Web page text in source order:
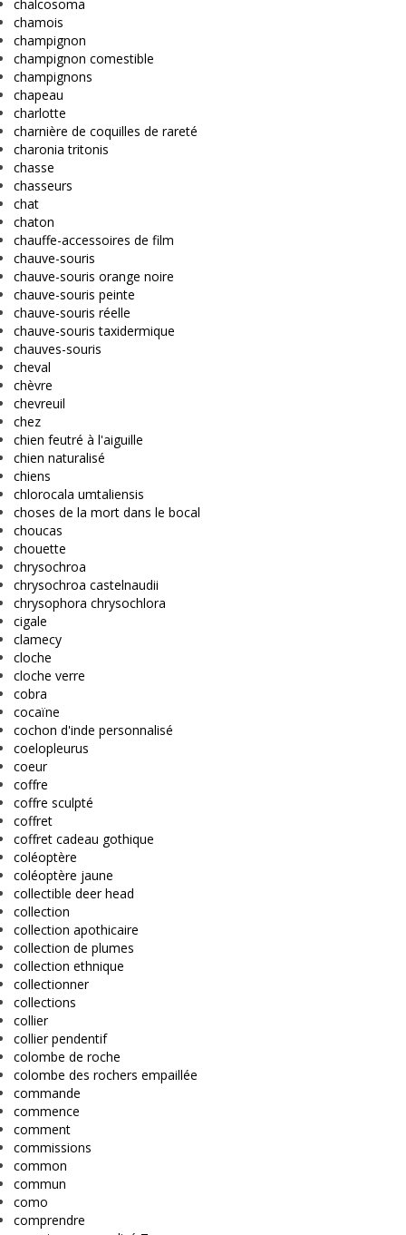
chalcosoma
chamois
champignon
champignon comestible
champignons
chapeau
charlotte
charnière de coquilles de rareté
charonia tritonis
chasse
chasseurs
chat
chaton
chauffe-accessoires de film
chauve-souris
chauve-souris orange noire
chauve-souris peinte
chauve-souris réelle
chauve-souris taxidermique
chauves-souris
cheval
chèvre
chevreuil
chez
chien feutré à l'aiguille
chien naturalisé
chiens
chlorocala umtaliensis
choses de la mort dans le bocal
choucas
chouette
chrysochroa
chrysochroa castelnaudii
chrysophora chrysochlora
cigale
clamecy
cloche
cloche verre
cobra
cocaïne
cochon d'inde personnalisé
coelopleurus
coeur
coffre
coffre sculpté
coffret
coffret cadeau gothique
coléoptère
coléoptère jaune
collectible deer head
collection
collection apothicaire
collection de plumes
collection ethnique
collectionner
collections
collier
collier pendentif
colombe de roche
colombe des rochers empaillée
commande
commence
comment
commissions
common
commun
como
comprendre